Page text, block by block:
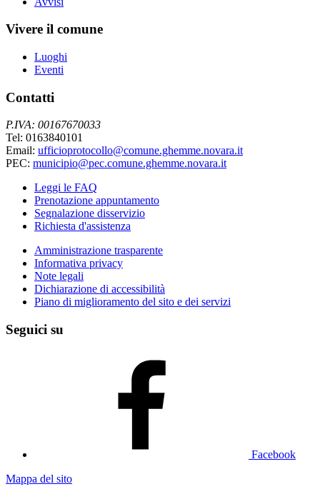
Vivere il comune
Luoghi
Eventi
Contatti
P.IVA: 00167670033
Tel: 0163840101
Email: ufficioprotocollo@comune.ghemme.novara.it
PEC: municipio@pec.comune.ghemme.novara.it
Leggi le FAQ
Prenotazione appuntamento
Segnalazione disservizio
Richiesta d'assistenza
Amministrazione trasparente
Informativa privacy
Note legali
Dichiarazione di accessibilità
Piano di miglioramento del sito e dei servizi
Seguici su
Facebook
Mappa del sito